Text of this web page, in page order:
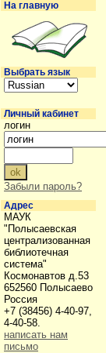
На главную
Выбрать язык
Личный кабинет
логин
Забыли пароль?
Адрес
МАУК
"Полысаевская
централизованная
библиотечная
система"
Космонавтов д.53
652560 Полысаево
Россия
+7 (38456) 4-40-97,
4-40-58.
написать нам
письмо